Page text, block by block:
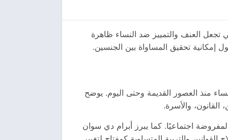
تجعل العنف والتمييز ضد النساء ظاهرة
إمكانية تحقيق المساواة بين الجنسين.
منذ العصور القديمة وحتى اليوم. يوضح
والأسرة.
اجتماعيًا. كما يبرز أبرام دي سوان